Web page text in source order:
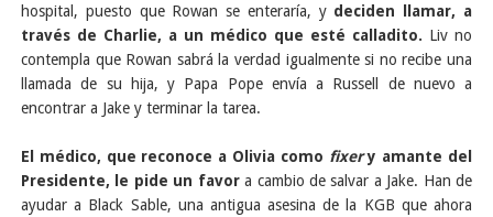
hospital, puesto que Rowan se enteraría, y deciden llamar, a
través de Charlie, a un médico que esté calladito. Liv no
contempla que Rowan sabrá la verdad igualmente si no recibe una
llamada de su hija, y Papa Pope envía a Russell de nuevo a
encontrar a Jake y terminar la tarea.
El médico, que reconoce a Olivia como fixery amante del
Presidente, le pide un favora cambio de salvar a Jake. Han de
ayudar a Black Sable, una antigua asesina de la KGB que ahora